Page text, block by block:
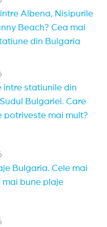
Obzor
(11) Sozopol
Albena, Nisipurile
Beach? Cea mai
din Bulgaria
intre statiunile din
Bulgariei. Care
potriveste mai mult?
Bulgaria. Cele mai
mai bune plaje